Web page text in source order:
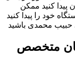
پیدا کنید ممکن
خود را پیدا کنید
متخصص